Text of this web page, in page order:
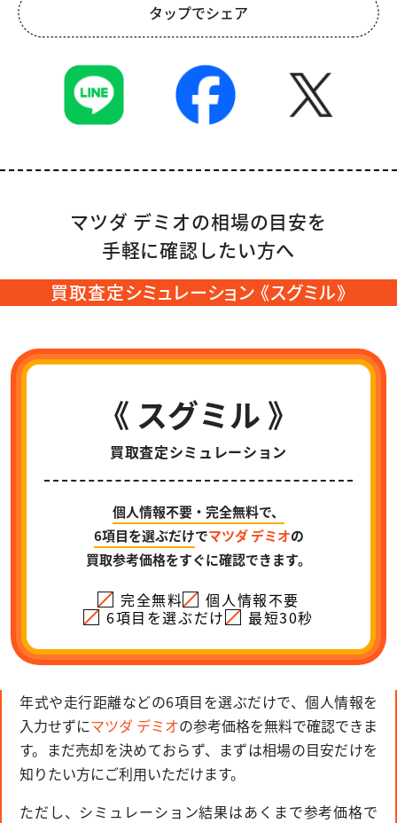
タップでシェア
マツダ デミオの相場の目安を
手軽に確認したい方へ
買取査定シミュレーション 《スグミル》
《 スグミル 》
買取査定シミュレーション
個人情報不要・完全無料で、
6項目を選ぶだけでマツダ デミオの
買取参考価格をすぐに確認できます。
完全無料
個人情報不要
6項目を選ぶだけ
最短30秒
年式や走行距離などの6項目を選ぶだけで、個人情報を
入力せずにマツダ デミオの参考価格を無料で確認できま
す。まだ売却を決めておらず、まずは相場の目安だけを
知りたい方にご利用いただけます。
ただし、シミュレーション結果はあくまで参考価格で